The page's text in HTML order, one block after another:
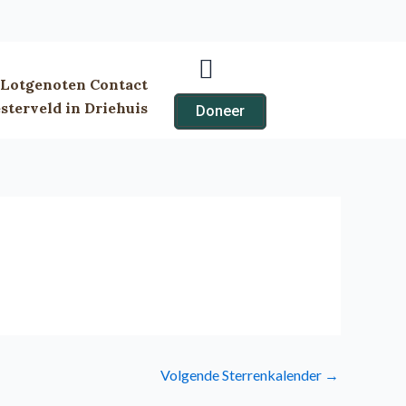
Lotgenoten Contact
in Driehuis
Doneer
Volgende Sterrenkalender →